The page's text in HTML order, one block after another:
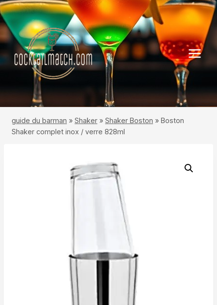
Aller
au
contenu
guide du barman » Shaker » Shaker Boston » Boston
Shaker complet inox / verre 828ml